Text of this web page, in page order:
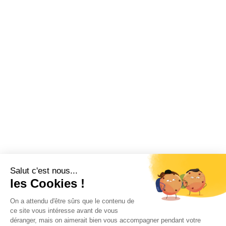
Salut c'est nous...
les Cookies !
On a attendu d'être sûrs que le contenu de
ce site vous intéresse avant de vous
déranger, mais on aimerait bien vous accompagner pendant votre